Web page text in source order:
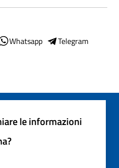
Whatsapp
Telegram
le informazioni